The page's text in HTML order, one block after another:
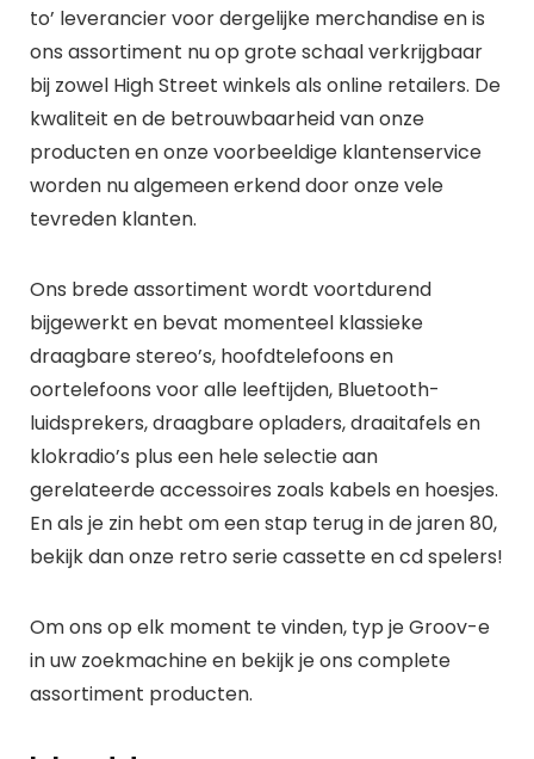
to’ leverancier voor dergelijke merchandise en is
ons assortiment nu op grote schaal verkrijgbaar
bij zowel High Street winkels als online retailers. De
kwaliteit en de betrouwbaarheid van onze
producten en onze voorbeeldige klantenservice
worden nu algemeen erkend door onze vele
tevreden klanten.
Ons brede assortiment wordt voortdurend
bijgewerkt en bevat momenteel klassieke
draagbare stereo’s, hoofdtelefoons en
oortelefoons voor alle leeftijden, Bluetooth-
luidsprekers, draagbare opladers, draaitafels en
klokradio’s plus een hele selectie aan
gerelateerde accessoires zoals kabels en hoesjes.
En als je zin hebt om een stap terug in de jaren 80,
bekijk dan onze retro serie cassette en cd spelers!
Om ons op elk moment te vinden, typ je Groov-e
in uw zoekmachine en bekijk je ons complete
assortiment producten.